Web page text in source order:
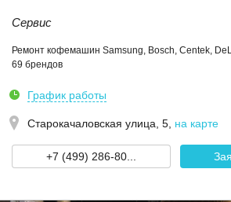
Сервис
Ремонт кофемашин Samsung, Bosch, Centek,
69 брендов
График работы
Старокачаловская улица, 5 на карте
+7 (499) 286-80...